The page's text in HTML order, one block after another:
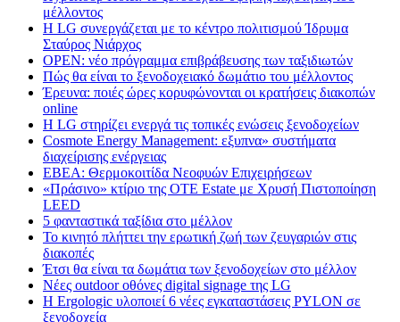
μέλλοντος
Η LG συνεργάζεται με το κέντρο πολιτισμού Ίδρυμα
Σταύρος Νιάρχος
OPEN: νέο πρόγραμμα επιβράβευσης των ταξιδιωτών
Πώς θα είναι το ξενοδοχειακό δωμάτιο του μέλλοντος
Έρευνα: ποιές ώρες κορυφώνονται οι κρατήσεις διακοπών
online
Η LG στηρίζει ενεργά τις τοπικές ενώσεις ξενοδοχείων
Cosmote Energy Management: εξυπνα» συστήματα
διαχείρισης ενέργειας
ΕΒΕΑ: Θερμοκοιτίδα Νεοφυών Επιχειρήσεων
«Πράσινο» κτίριο της OTE Estate με Χρυσή Πιστοποίηση
LEED
5 φανταστικά ταξίδια στο μέλλον
Το κινητό πλήττει την ερωτική ζωή των ζευγαριών στις
διακοπές
Έτσι θα είναι τα δωμάτια των ξενοδοχείων στο μέλλον
Nέες outdoor οθόνες digital signage της LG
Η Ergologic υλοποιεί 6 νέες εγκαταστάσεις PYLON σε
ξενοδοχεία